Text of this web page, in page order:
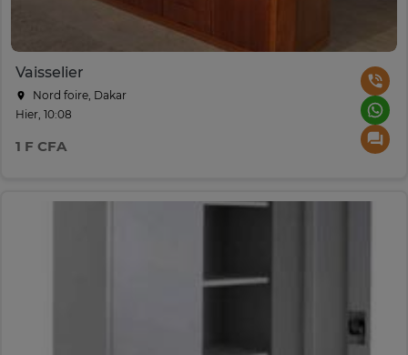
Vaisselier
Nord foire, Dakar
Hier, 10:08
1 F CFA